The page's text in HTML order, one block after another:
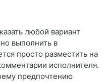
любой вариант
выполнить в
просто разместить на
исполнителя.
предпочтению